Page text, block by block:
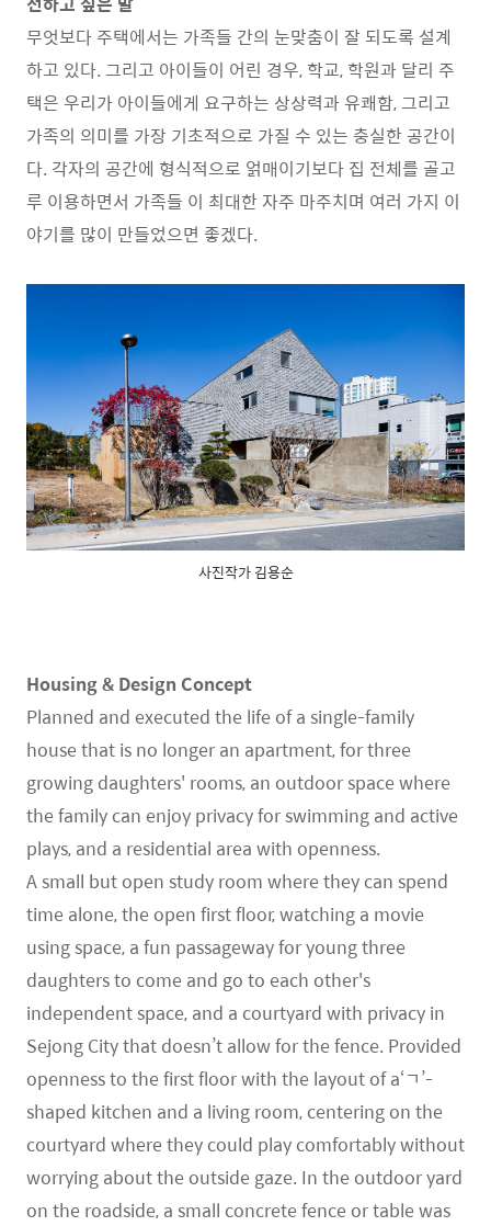
무엇보다 주택에서는 가족들 간의 눈맞춤이 잘 되도록 설계
하고 있다. 그리고 아이들이 어린 경우, 학교, 학원과 달리 주
택은 우리가 아이들에게 요구하는 상상력과 유쾌함, 그리고
가족의 의미를 가장 기초적으로 가질 수 있는 충실한 공간이
다. 각자의 공간에 형식적으로 얽매이기보다 집 전체를 골고
루 이용하면서 가족들 이 최대한 자주 마주치며 여러 가지 이
야기를 많이 만들었으면 좋겠다.
사진작가 김용순
Housing & Design Concept
Planned and executed the life of a single-family
house that is no longer an apartment, for three
growing daughters' rooms, an outdoor space where
the family can enjoy privacy for swimming and active
plays, and a residential area with openness.
A small but open study room where they can spend
time alone, the open first floor, watching a movie
using space, a fun passageway for young three
daughters to come and go to each other's
independent space, and a courtyard with privacy in
Sejong City that doesn’t allow for the fence. Provided
openness to the first floor with the layout of a‘ㄱ’-
shaped kitchen and a living room, centering on the
courtyard where they could play comfortably without
worrying about the outside gaze. In the outdoor yard
on the roadside, a small concrete fence or table was